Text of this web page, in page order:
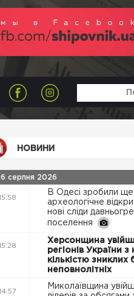
НОВИНИ
6 серпня 2026
15:58
В Одесі зробили
археологічне
нові сліди
поселення
15:28
Херсонщина
регіонів України
кількістю зниклих
неповнолітніх
14:57
Миколаївщина